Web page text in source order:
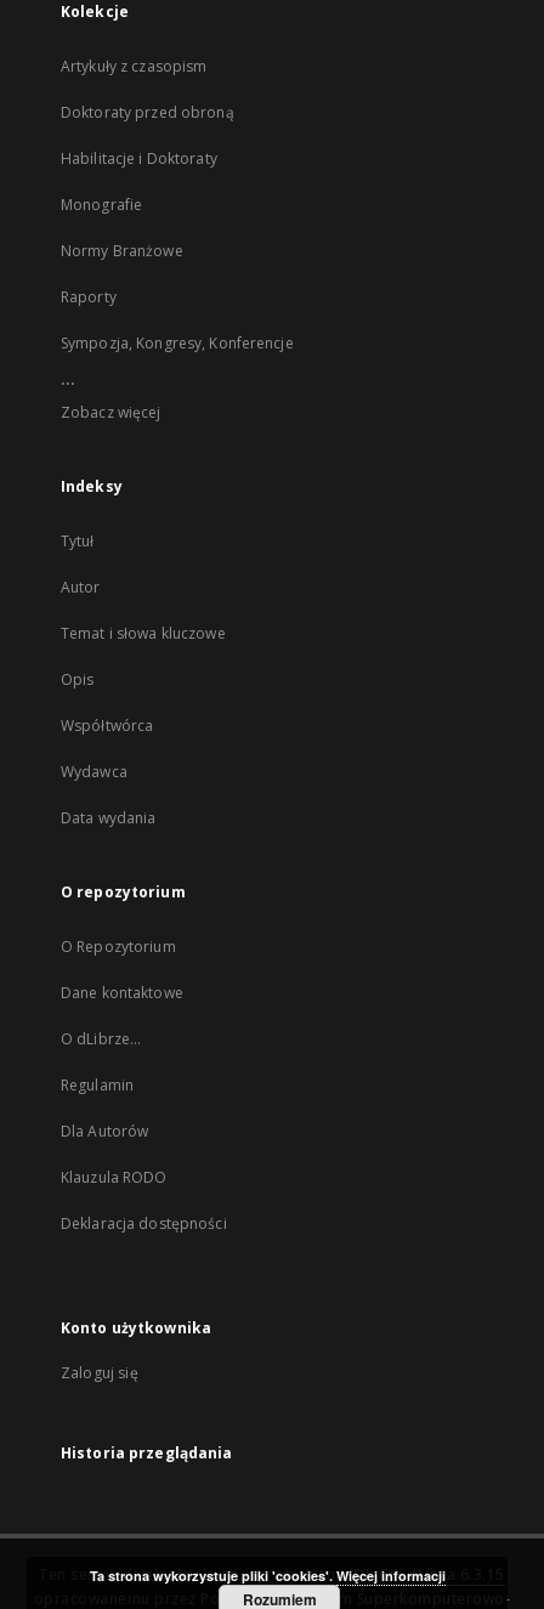
Kolekcje
Artykuły z czasopism
Doktoraty przed obroną
Habilitacje i Doktoraty
Monografie
Normy Branżowe
Raporty
Sympozja, Kongresy, Konferencje
...
Zobacz więcej
Indeksy
Tytuł
Autor
Temat i słowa kluczowe
Opis
Współtwórca
Wydawca
Data wydania
O repozytorium
O Repozytorium
Dane kontaktowe
O dLibrze...
Regulamin
Dla Autorów
Klauzula RODO
Deklaracja dostępności
Konto użytkownika
Zaloguj się
Historia przeglądania
Ten serwis działa dzięki oprogramowaniuDInGO dLibra 6.3.15
Poznańskie Centrum Superkomputerowo-
Ta strona wykorzystuje pliki 'cookies'. Więcej informacji
Rozumiem